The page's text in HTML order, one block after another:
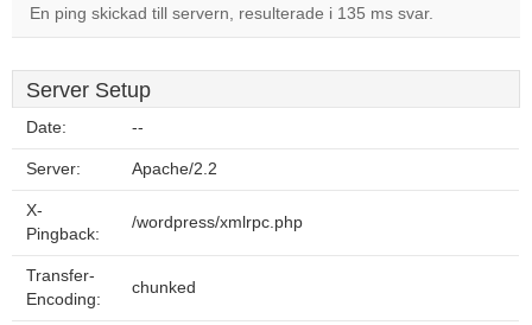
En ping skickad till servern, resulterade i 135 ms svar.
Server Setup
Date: --
Server: Apache/2.2
X-
Pingback:
/wordpress/xmlrpc.php
Transfer-
Encoding:
chunked